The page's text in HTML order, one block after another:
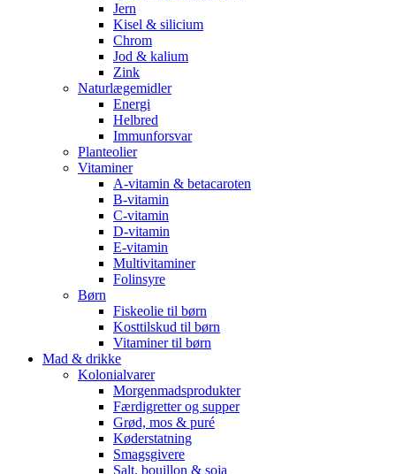
Jern
Kisel & silicium
Chrom
Jod & kalium
Zink
Naturlægemidler
Energi
Helbred
Immunforsvar
Planteolier
Vitaminer
A-vitamin & betacaroten
B-vitamin
C-vitamin
D-vitamin
E-vitamin
Multivitaminer
Folinsyre
Børn
Fiskeolie til børn
Kosttilskud til børn
Vitaminer til børn
Mad & drikke
Kolonialvarer
Morgenmadsprodukter
Færdigretter og supper
Grød, mos & puré
Køderstatning
Smagsgivere
Salt, bouillon & soja